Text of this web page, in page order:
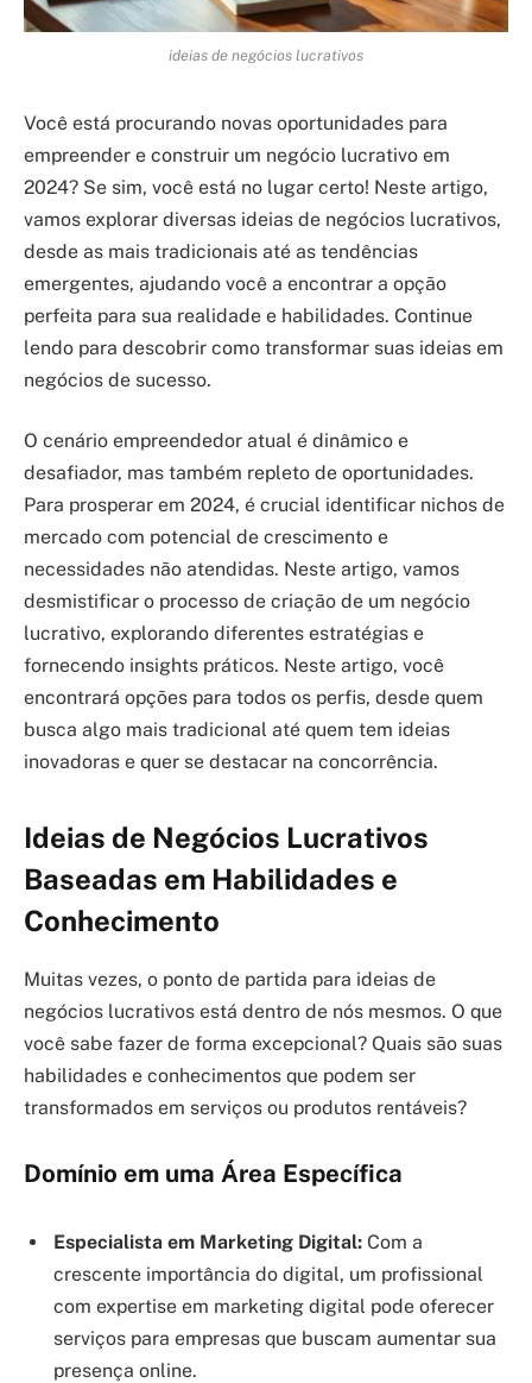
ideias de negócios lucrativos
Você está procurando novas oportunidades para
empreender e construir um negócio lucrativo em
2024? Se sim, você está no lugar certo! Neste artigo,
vamos explorar diversas ideias de negócios lucrativos,
desde as mais tradicionais até as tendências
emergentes, ajudando você a encontrar a opção
perfeita para sua realidade e habilidades. Continue
lendo para descobrir como transformar suas ideias em
negócios de sucesso.
O cenário empreendedor atual é dinâmico e
desafiador, mas também repleto de oportunidades.
Para prosperar em 2024, é crucial identificar nichos de
mercado com potencial de crescimento e
necessidades não atendidas. Neste artigo, vamos
desmistificar o processo de criação de um negócio
lucrativo, explorando diferentes estratégias e
fornecendo insights práticos. Neste artigo, você
encontrará opções para todos os perfis, desde quem
busca algo mais tradicional até quem tem ideias
inovadoras e quer se destacar na concorrência.
Ideias de Negócios Lucrativos
Baseadas em Habilidades e
Conhecimento
Muitas vezes, o ponto de partida para ideias de
negócios lucrativos está dentro de nós mesmos. O que
você sabe fazer de forma excepcional? Quais são suas
habilidades e conhecimentos que podem ser
transformados em serviços ou produtos rentáveis?
Domínio em uma Área Específica
Especialista em Marketing Digital: Com a
crescente importância do digital, um profissional
com expertise em marketing digital pode oferecer
serviços para empresas que buscam aumentar sua
presença online.